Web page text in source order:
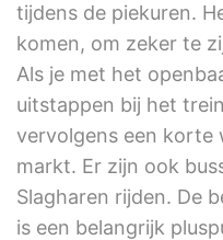
tijdens de piekuren.
komen, om zeker te
Als je met het
uitstappen bij het
vervolgens een korte
markt. Er zijn ook
Slagharen rijden. De
is een belangrijk